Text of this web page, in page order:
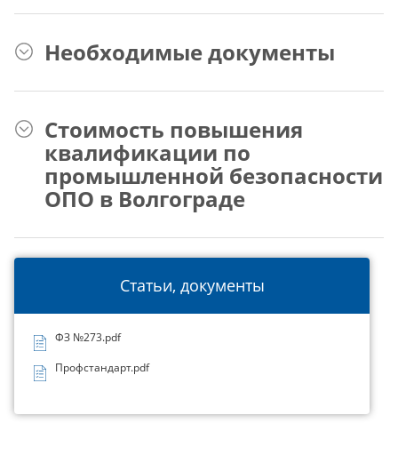
Статьи, документы
ФЗ №273.pdf
Профстандарт.pdf
Необходимые документы
Стоимость повышения
квалификации по
промышленной безопасности
ОПО в Волгограде